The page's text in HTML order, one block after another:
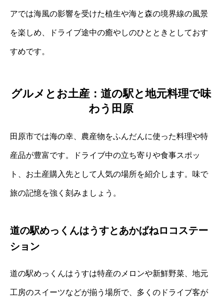
アでは海風の影響を受けた植生や海と森の境界線の風景
を楽しめ、ドライブ途中の癒やしのひとときとしておす
すめです。
グルメとお土産：道の駅と地元料理で味
わう田原
田原市では海の幸、農産物をふんだんに使った料理や特
産品が豊富です。ドライブ中の立ち寄りや食事スポッ
ト、お土産購入先として人気の場所を紹介します。味で
旅の記憶を強く刻みましょう。
道の駅めっくんはうすとあかばねロコステー
ション
道の駅めっくんはうすは特産のメロンや新鮮野菜、地元
工房のスイーツなどが揃う場所で、多くのドライブ客が